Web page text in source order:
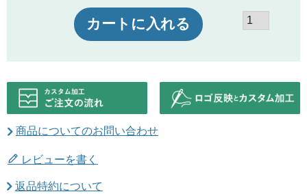
カートに入れる
商品についてのお問い合わせ
レビューを書く
返品特約について